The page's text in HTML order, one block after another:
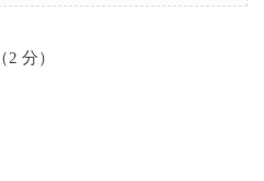
（2 分）